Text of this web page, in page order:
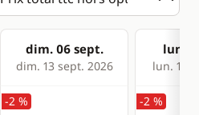
dim. 06 sept.
dim. 13 sept. 2026
lun.
lun. 14
-2 % -2 %